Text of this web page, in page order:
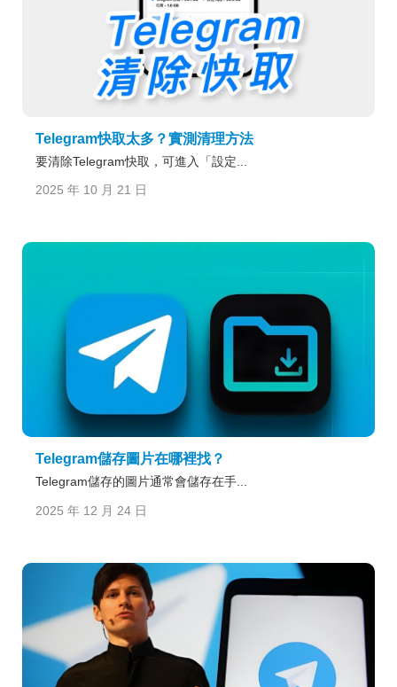
Telegram快取太多？實測清理方法
要清除Telegram快取，可進入「設定...
2025 年 10 月 21 日
Telegram儲存圖片在哪裡找？
Telegram儲存的圖片通常會儲存在手...
2025 年 12 月 24 日